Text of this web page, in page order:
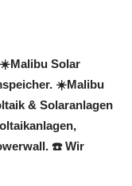
Solar
☀️Malibu
& Solaranlagen
☎️ Wir